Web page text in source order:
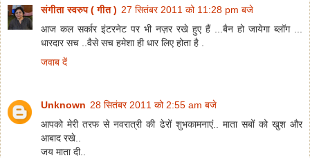
संगीता स्वरुप ( गीत ) 27 सितंबर 2011 को 11:28 pm बजे
आज कल सर्कार इंटरनेट पर भी नज़र रखे हुए हैं ...बैन हो जायेगा ब्लॉग ...
धारदार सच ..वैसे सच हमेशा ही धार लिए होता है .
जवाब दें
Unknown 28 सितंबर 2011 को 2:55 am बजे
आपको मेरी तरफ से नवरात्री की ढेरों शुभकामनाएं.. माता सबों को खुश और
आबाद रखे..
जय माता दी..